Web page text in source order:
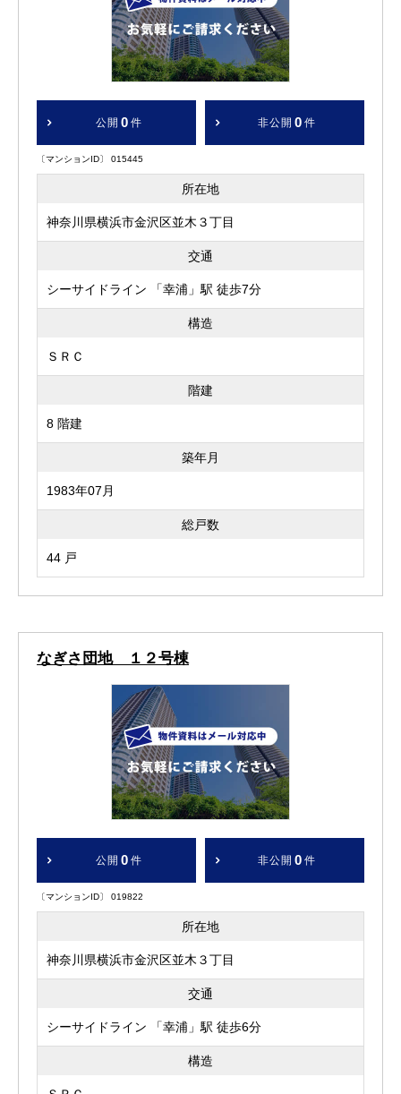
公開 0 件 非公開 0 件
〔マンションID〕 015445
所在地
神奈川県横浜市金沢区並木３丁目
交通
シーサイドライン 「幸浦」駅 徒歩7分
構造
ＳＲＣ
階建
8 階建
築年月
1983年07月
総戸数
44 戸
なぎさ団地 １２号棟
公開 0 件 非公開 0 件
〔マンションID〕 019822
所在地
神奈川県横浜市金沢区並木３丁目
交通
シーサイドライン 「幸浦」駅 徒歩6分
構造